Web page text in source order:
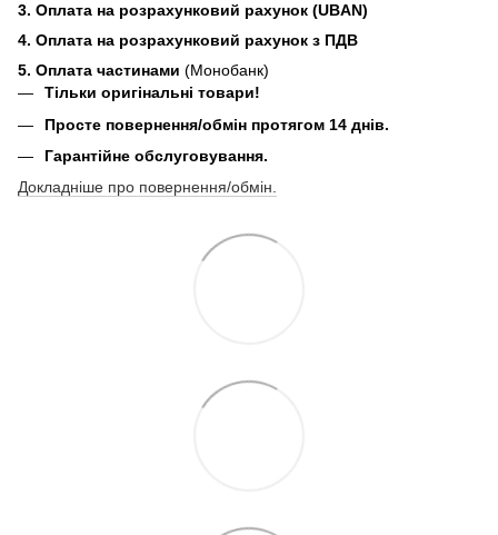
3. Оплата на розрахунковий рахунок (UBAN)
4. Оплата на розрахунковий рахунок з ПДВ
5. Оплата частинами (Монобанк)
Тільки оригінальні товари!
Просте повернення/обмін протягом 14 днів.
Гарантійне обслуговування.
Докладніше про повернення/обмін.